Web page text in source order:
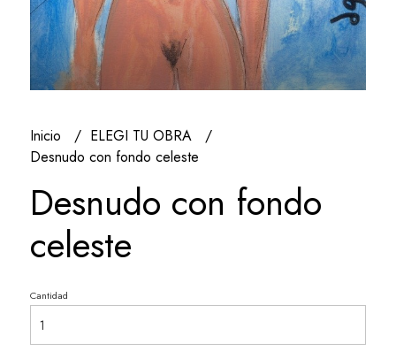
Inicio
ELEGI TU OBRA
Desnudo con fondo celeste
Desnudo con fondo
celeste
Cantidad